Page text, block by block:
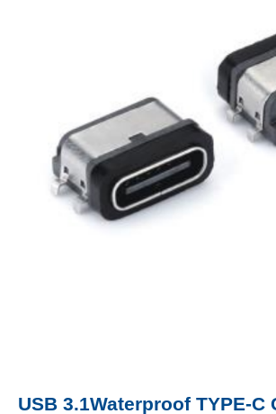
USB 3.1Waterproof TYPE-C